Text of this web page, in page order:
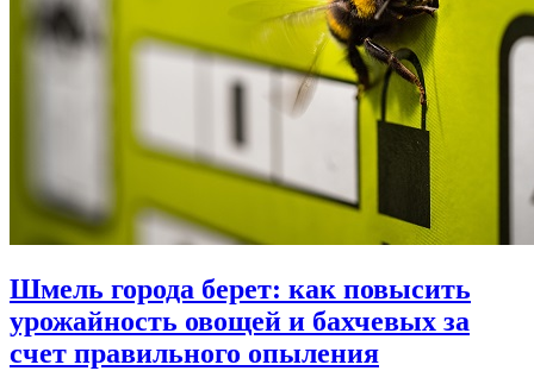
Шмель города берет: как повысить
урожайность овощей и бахчевых за
счет правильного опыления